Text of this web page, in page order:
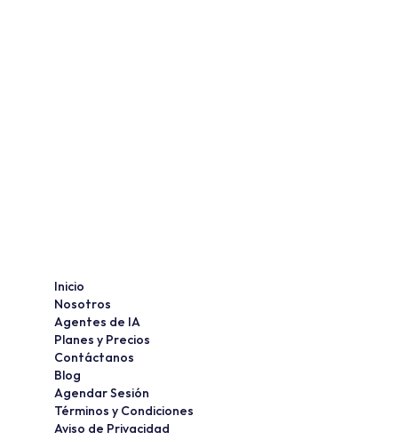
Inicio
Nosotros
Agentes de IA
Planes y Precios
Contáctanos
Blog
Agendar Sesión
Términos y Condiciones
Aviso de Privacidad